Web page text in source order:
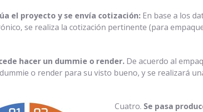
el proyecto y se envía cotización: En base a los
se realiza la cotización pertinente (para
hacer un dummie o render. De acuerdo al
o render para su visto bueno, y se realizará
Cuatro. Se pasa